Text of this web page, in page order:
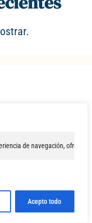
de navegación, ofrecer
Acepto todo